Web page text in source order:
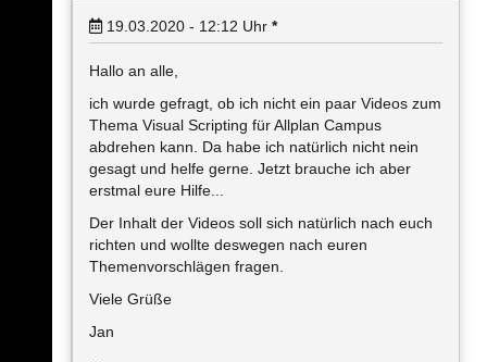
19.03.2020 - 12:12 Uhr *
Hallo an alle,
ich wurde gefragt, ob ich nicht ein paar Videos zum
Thema Visual Scripting für Allplan Campus
abdrehen kann. Da habe ich natürlich nicht nein
gesagt und helfe gerne. Jetzt brauche ich aber
erstmal eure Hilfe...
Der Inhalt der Videos soll sich natürlich nach euch
richten und wollte deswegen nach euren
Themenvorschlägen fragen.
Viele Grüße
Jan